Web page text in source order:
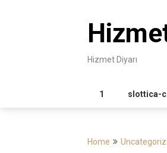
Hizmet Diyarı
1 slottica-
Home